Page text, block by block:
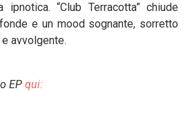
ipnotica. “Club Terracotta” chiude
e un mood sognante, sorretto
avvolgente.
EP qui: